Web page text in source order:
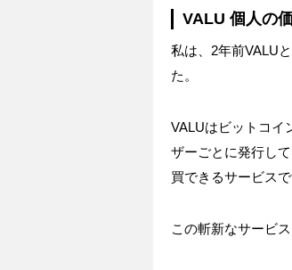
VALU 個人の
私は、 2年前VALU
た。
VALUはビットコイ
ザーごとに発行し
買できるサービスで
この斬新なサービ